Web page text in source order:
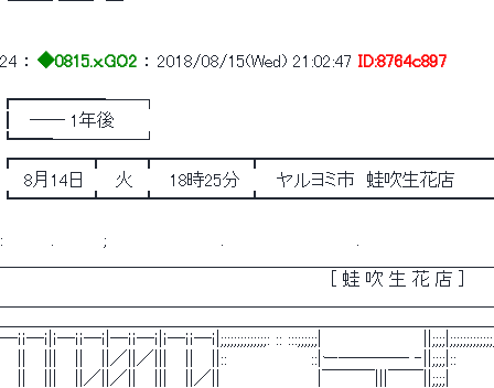
24 ： ◆0815.x.GO2 ： 2018/08/15(Wed) 21:02:47 ID:8764c897
┏━━━━━──┐
┃　―― 1年後
┗━━─────┘
8月14日　　 火　　　18時25分　　　ヤルヨミ市　蛙吹生花店
:　　　　.　　　　;　　　 　　　　　　.　 　　　　　　　　　 .　　　　　　　　　　
［ 蛙 吹 生 花 店 ］　　　
―ｉｉ―ｉ|ｉ―ｉｉ―ｉ|―ｉｉ―ｉ|ｉ―ｉｉ―ｉ|;;;;;;;;;;;;;;: :: :::;;;;;;|　　　　　 　 　
||　 |||　 ||　 ||／||／|||　 ||　 ||::　 　 　　　　::|ー―――― ‐||;;;;|::　 　 　
||　 |||　 ||／||／||　 |||　 ||／||　　　　　　　　|￣￣￣|||￣￣||;;;;|　　　